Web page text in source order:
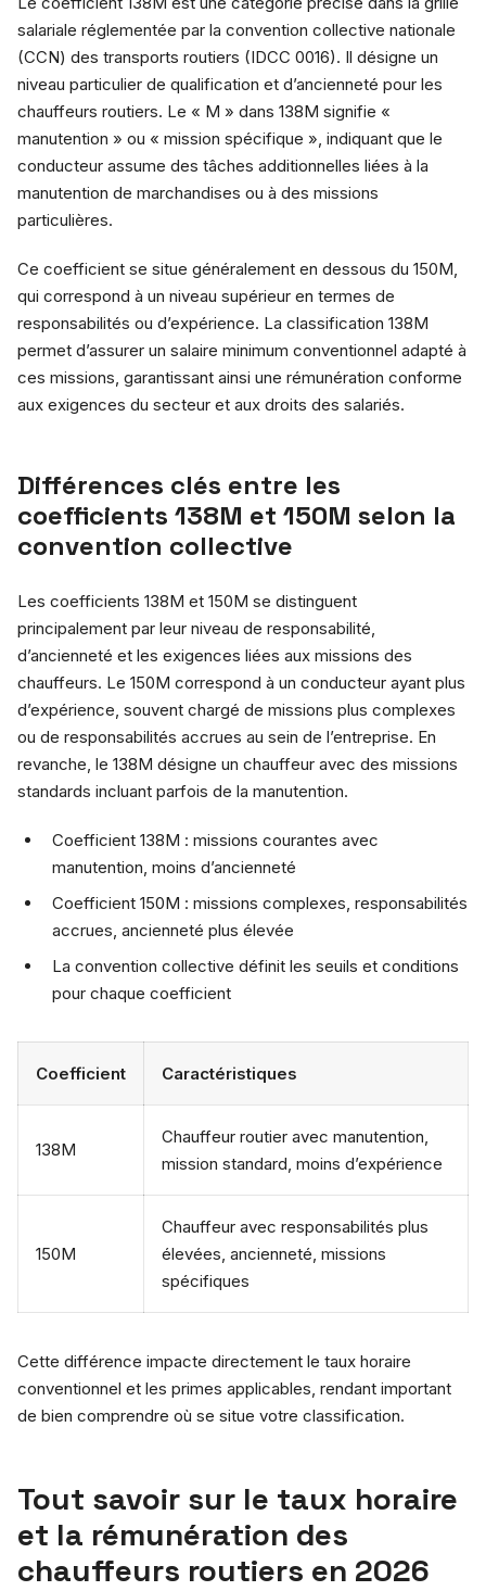
salariale réglementée par la convention collective nationale
(CCN) des transports routiers (IDCC 0016). Il désigne un
niveau particulier de qualification et d’ancienneté pour les
chauffeurs routiers. Le « M » dans 138M signifie «
manutention » ou « mission spécifique », indiquant que le
conducteur assume des tâches additionnelles liées à la
manutention de marchandises ou à des missions
particulières.
Ce coefficient se situe généralement en dessous du 150M,
qui correspond à un niveau supérieur en termes de
responsabilités ou d’expérience. La classification 138M
permet d’assurer un salaire minimum conventionnel adapté à
ces missions, garantissant ainsi une rémunération conforme
aux exigences du secteur et aux droits des salariés.
Différences clés entre les
coefficients 138M et 150M selon la
convention collective
Les coefficients 138M et 150M se distinguent
principalement par leur niveau de responsabilité,
d’ancienneté et les exigences liées aux missions des
chauffeurs. Le 150M correspond à un conducteur ayant plus
d’expérience, souvent chargé de missions plus complexes
ou de responsabilités accrues au sein de l’entreprise. En
revanche, le 138M désigne un chauffeur avec des missions
standards incluant parfois de la manutention.
Coefficient 138M : missions courantes avec
manutention, moins d’ancienneté
Coefficient 150M : missions complexes, responsabilités
accrues, ancienneté plus élevée
La convention collective définit les seuils et conditions
pour chaque coefficient
Coefficient Caractéristiques
138M
Chauffeur routier avec manutention,
mission standard, moins d’expérience
150M
Chauffeur avec responsabilités plus
élevées, ancienneté, missions
spécifiques
Cette différence impacte directement le taux horaire
conventionnel et les primes applicables, rendant important
de bien comprendre où se situe votre classification.
Tout savoir sur le taux horaire
et la rémunération des
chauffeurs routiers en 2026